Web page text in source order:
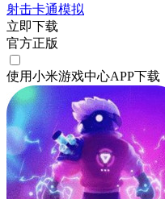
射击卡通模拟
立即下载
官方正版
使用小米游戏中心APP下载